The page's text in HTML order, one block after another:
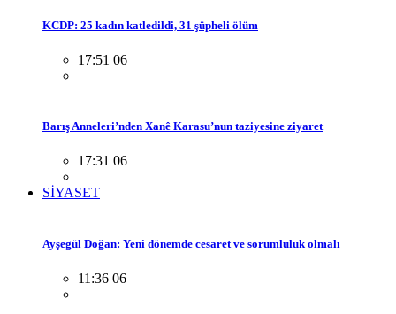
KCDP: 25 kadın katledildi, 31 şüpheli ölüm
17:51 06
Barış Anneleri’nden Xanê Karasu’nun taziyesine ziyaret
17:31 06
SİYASET
Ayşegül Doğan: Yeni dönemde cesaret ve sorumluluk olmalı
11:36 06